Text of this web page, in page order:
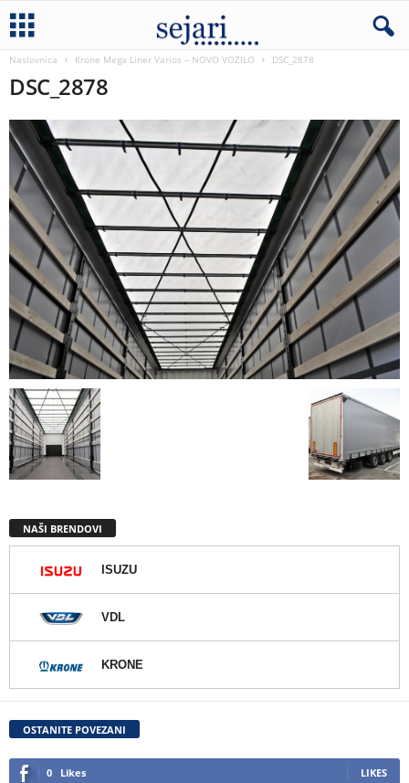
Naslovnica Krone Mega Liner Varios – NOVO VOZILO DSC_2878
DSC_2878
NAŠI BRENDOVI
ISUZU
VDL
KRONE
OSTANITE POVEZANI
0 Likes LIKES